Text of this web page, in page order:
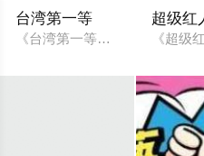
台湾第一等
《台湾第一等》为大家发掘台
超级红
《超级